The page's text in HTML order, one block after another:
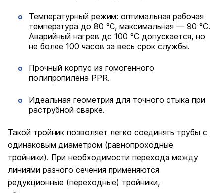
Температурный режим: оптимальная рабочая
температура до 80 °C, максимальная — 90 °C.
Аварийный нагрев до 100 °C допускается, но
не более 100 часов за весь срок службы.
Прочный корпус из гомогенного
полипропилена PPR.
Идеальная геометрия для точного стыка при
раструбной сварке.
Такой тройник позволяет легко соединять трубы с
одинаковым диаметром (равнопроходные
тройники). При необходимости перехода между
линиями разного сечения применяются
редукционные (переходные) тройники,